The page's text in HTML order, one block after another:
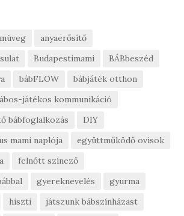
anyaerősítő
Budapestimami
BÁBbeszéd
bábFLOW
bábjáték otthon
játékos kommunikáció
bábfoglalkozás
DIY
mami naplója
együttműködő ovisok
felnőtt színező
gyereknevelés
gyurma
hiszti
játszunk bábszínházast